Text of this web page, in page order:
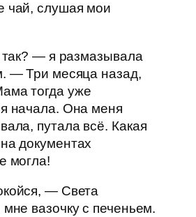
чай, слушая мои
— я размазывала
— Три месяца назад,
тогда уже
начала. Она меня
путала всё. Какая
документах
могла!
— Света
вазочку с печеньем.